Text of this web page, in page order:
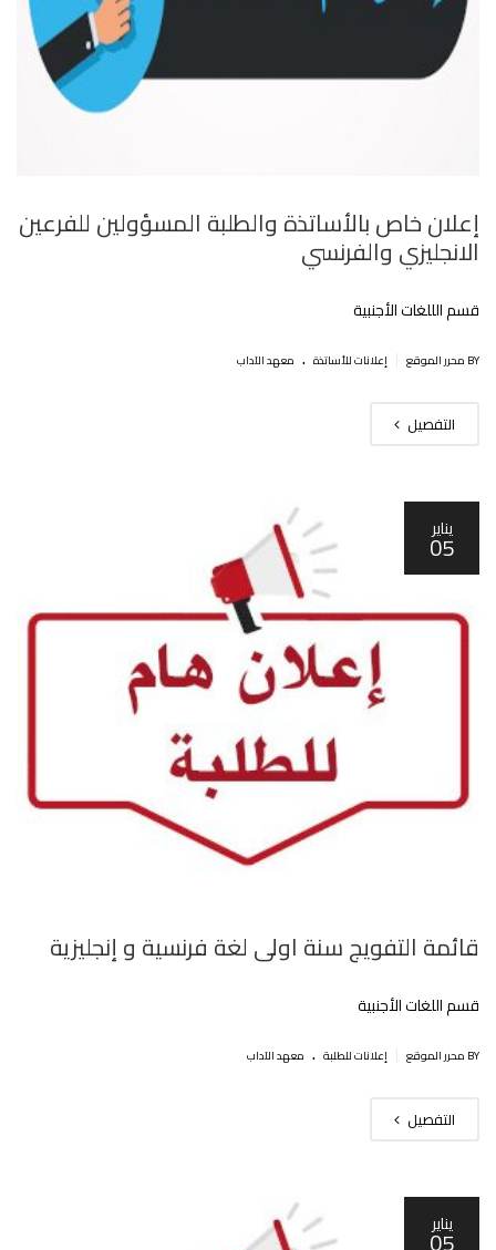
إعلان خاص بالأساتذة والطلبة المسؤولين للفرعين
الانجليزي والفرنسي
قسم الللغات الأجنبية
BY محرر الموقع إعلانات للأساتذة . معهد الآداب
التفصيل
يناير
05
قائمة التفويج سنة اولى لغة فرنسية و إنجليزية
قسم اللغات الأجنبية
BY محرر الموقع إعلانات للطلبة . معهد الآداب
التفصيل
يناير